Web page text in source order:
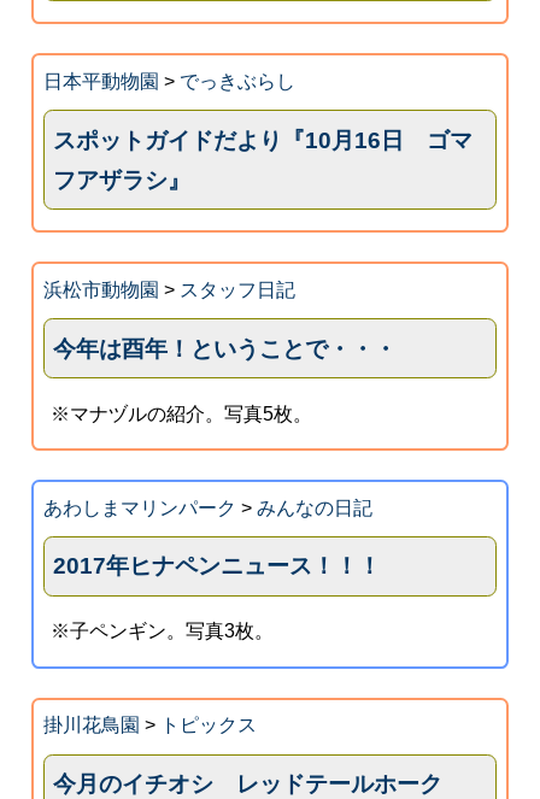
日本平動物園 > でっきぶらし
スポットガイドだより『10月16日 ゴマ
フアザラシ』
浜松市動物園 > スタッフ日記
今年は酉年！ということで・・・
※マナヅルの紹介。写真5枚。
あわしまマリンパーク > みんなの日記
2017年ヒナペンニュース！！！
※子ペンギン。写真3枚。
掛川花鳥園 > トピックス
今月のイチオシ レッドテールホーク